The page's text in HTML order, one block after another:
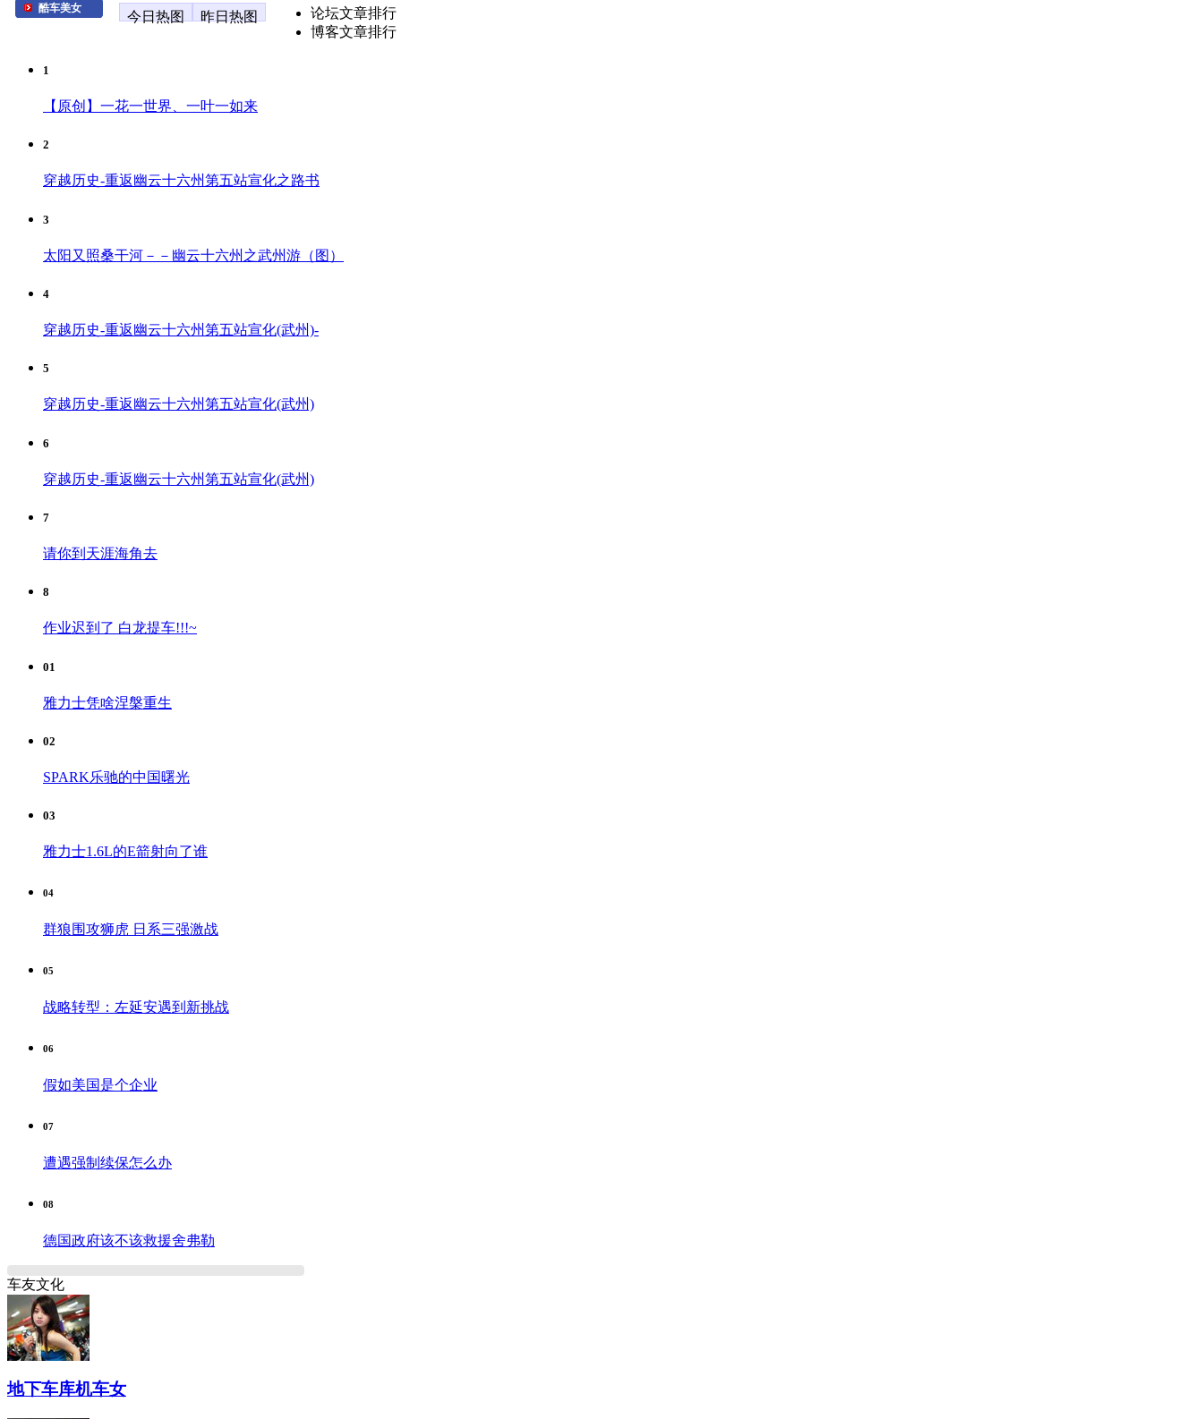
酷车美女
今日热图 昨日热图
论坛文章排行
博客文章排行
1
【原创】一花一世界、一叶一如来
2
穿越历史-重返幽云十六州第五站宣化之路书
3
太阳又照桑干河－－幽云十六州之武州游（图）
4
穿越历史-重返幽云十六州第五站宣化(武州)-
5
穿越历史-重返幽云十六州第五站宣化(武州)
6
穿越历史-重返幽云十六州第五站宣化(武州)
7
请你到天涯海角去
8
作业迟到了 白龙提车!!!~
01
雅力士凭啥涅槃重生
02
SPARK乐驰的中国曙光
03
雅力士1.6L的E箭射向了谁
04
群狼围攻狮虎 日系三强激战
05
战略转型：左延安遇到新挑战
06
假如美国是个企业
07
遭遇强制续保怎么办
08
德国政府该不该救援舍弗勒
车友文化
地下车库机车女